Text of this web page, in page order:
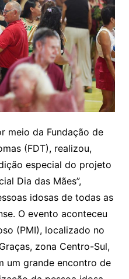
meio da Fundação de
(FDT), realizou,
especial do projeto
Dia das Mães”,
idosas de todas as
O evento aconteceu
(PMI), localizado no
zona Centro-Sul,
um grande encontro de